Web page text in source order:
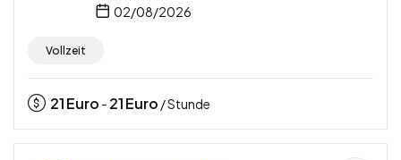
02/08/2026
Vollzeit
21Euro - 21Euro / Stunde